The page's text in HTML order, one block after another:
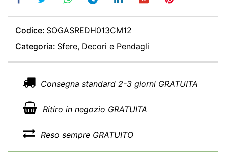
Codice: SOGASREDH013CM12
Categoria: Sfere, Decori e Pendagli
Consegna standard 2-3 giorni GRATUITA
Ritiro in negozio GRATUITA
Reso sempre GRATUITO